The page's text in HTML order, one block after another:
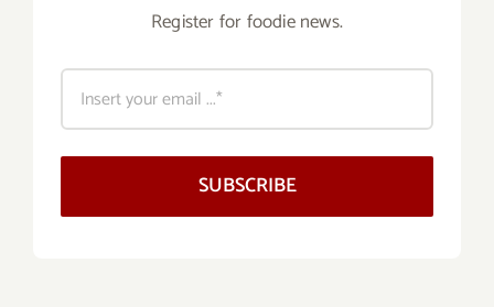
Register for foodie news.
SUBSCRIBE